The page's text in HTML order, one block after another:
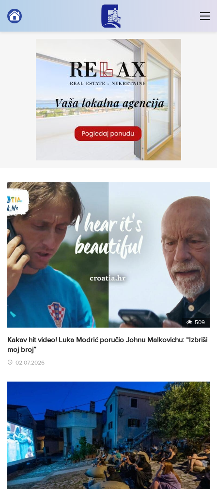
509
Kakav hit video! Luka Modrić poručio Johnu Malkovichu: “Izbriši
moj broj”
02.07.2026